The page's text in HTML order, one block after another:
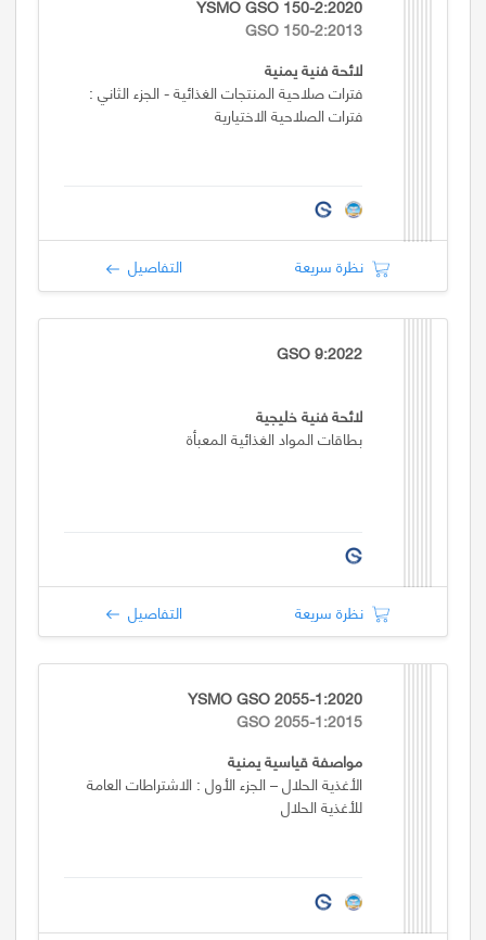
YSMO GSO 150-2:2020
GSO 150-2:2013
لائحة فنية يمنية
فترات صلاحية المنتجات الغذائية - الجزء الثاني :
فترات الصلاحية الاختيارية
نظرة سريعة التفاصيل
GSO 9:2022
لائحة فنية خليجية
بطاقات المواد الغذائية المعبأة
نظرة سريعة التفاصيل
YSMO GSO 2055-1:2020
GSO 2055-1:2015
مواصفة قياسية يمنية
الأغذية الحلال – الجزء الأول : الاشتراطات العامة
للأغذية الحلال